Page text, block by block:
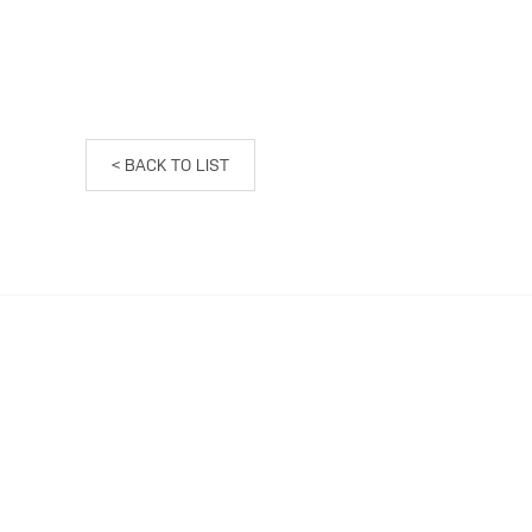
< BACK TO LIST